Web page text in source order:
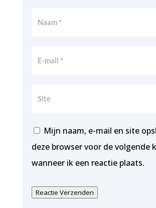
Mijn naam, e-mail en site
deze browser voor de volgende
wanneer ik een reactie plaats.
Reactie Verzenden